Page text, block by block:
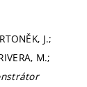
J.;
M.;